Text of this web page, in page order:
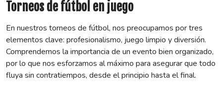
Torneos de fútbol en juego
En nuestros torneos de fútbol, nos preocupamos por tres
elementos clave: profesionalismo, juego limpio y diversión.
Comprendemos la importancia de un evento bien organizado,
por lo que nos esforzamos al máximo para asegurar que todo
fluya sin contratiempos, desde el principio hasta el final.